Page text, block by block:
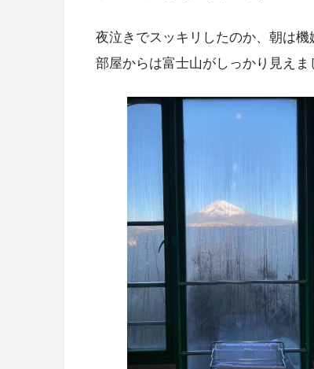
夜泣きでスッキリしたのか、朝は
部屋からは富士山がしっかり見え